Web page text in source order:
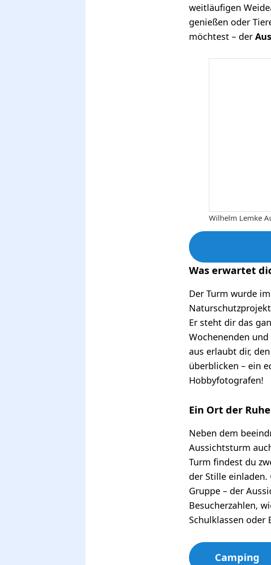
weitläufigen
genießen oder
möchtest – der
Wilhelm Lemke
Was erwartet
Der Turm wurde
Er steht dir das
Wochenenden
aus erlaubt dir,
überblicken – ein
Hobbyfotografen!
Ein Ort der
Neben dem
Aussichtsturm
Turm findest du
der Stille
Gruppe – der
Besucherzahlen,
Schulklassen oder
Camping